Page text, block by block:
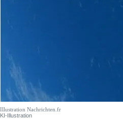
Illustration Nachrichten.fr
KI-Illustration